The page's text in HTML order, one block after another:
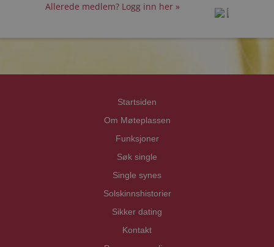
Allerede medlem? Logg inn her »
Startsiden
Om Møteplassen
Funksjoner
Søk single
Single synes
Solskinnshistorier
Sikker dating
Kontakt